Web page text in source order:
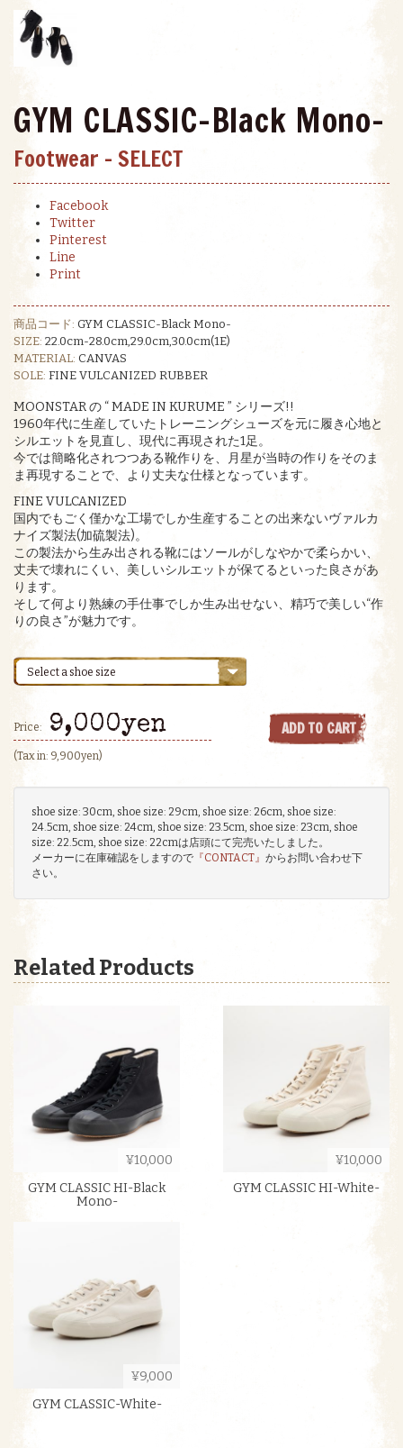
GYM CLASSIC-Black Mono-
Footwear - SELECT
Facebook
Twitter
Pinterest
Line
Print
商品コード: GYM CLASSIC-Black Mono-
SIZE: 22.0cm-28.0cm,29.0cm,30.0cm(1E)
MATERIAL: CANVAS
SOLE: FINE VULCANIZED RUBBER
MOONSTAR の “ MADE IN KURUME ” シリーズ!!
1960年代に生産していたトレーニングシューズを元に履き心地と
シルエットを見直し、現代に再現された1足。
今では簡略化されつつある靴作りを、月星が当時の作りをそのま
ま再現することで、より丈夫な仕様となっています。
FINE VULCANIZED
国内でもごく僅かな工場でしか生産することの出来ないヴァルカ
ナイズ製法(加硫製法)。
この製法から生み出される靴にはソールがしなやかで柔らかい、
丈夫で壊れにくい、美しいシルエットが保てるといった良さがあ
ります。
そして何より熟練の手仕事でしか生み出せない、精巧で美しい“作
りの良さ”が魅力です。
Select a shoe size
ADD TO CART
Price: 9,000yen
(Tax in: 9,900yen)
shoe size: 30cm, shoe size: 29cm, shoe size: 26cm, shoe size:
24.5cm, shoe size: 24cm, shoe size: 23.5cm, shoe size: 23cm, shoe
size: 22.5cm, shoe size: 22cmは店頭にて完売いたしました。
メーカーに在庫確認をしますので 『CONTACT』 からお問い合わせ下
さい。
Related Products
¥10,000
GYM CLASSIC HI-Black
Mono-
¥10,000
GYM CLASSIC HI-White-
¥9,000
GYM CLASSIC-White-